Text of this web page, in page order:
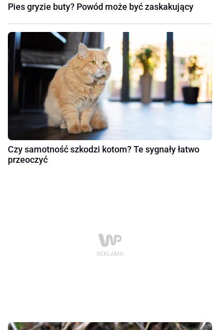
Pies gryzie buty? Powód może być zaskakujący
Czy samotność szkodzi kotom? Te sygnały łatwo
przeoczyć